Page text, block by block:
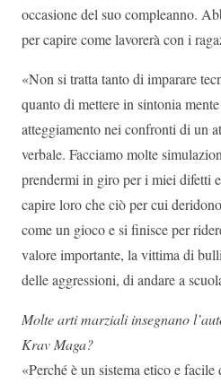
occasione del suo compleanno.
per capire come lavorerà con i
«Non si tratta tanto di imparare
quanto di mettere in sintonia
atteggiamento nei confronti di un
verbale. Facciamo molte
prendermi in giro per i miei difetti
capire loro che ciò per cui
come un gioco e si finisce per
valore importante, la vittima di
delle aggressioni, di andare a
Molte arti marziali insegnano
Krav Maga?
«Perché è un sistema etico e facile